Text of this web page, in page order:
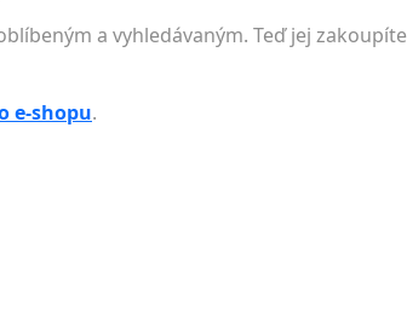
a vyhledávaným. Teď jej zakoupíte
e-shopu.